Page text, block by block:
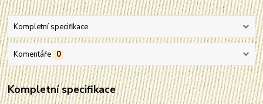
Kompletní specifikace
Komentáře 0
Kompletní specifikace